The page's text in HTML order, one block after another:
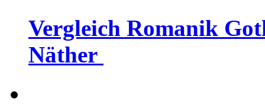
Vergleich Romanik
Näther